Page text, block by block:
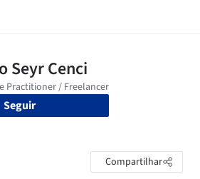
Seguir
Compartilhar